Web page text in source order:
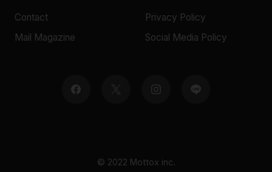
Contact
Mail Magazine
Privacy Policy
Social Media Policy
© 2022 Mottox inc.